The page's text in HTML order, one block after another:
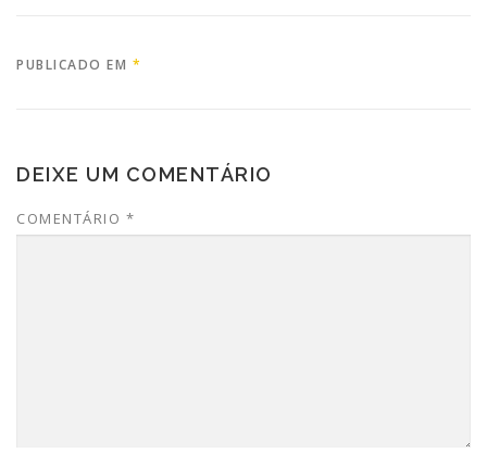
PUBLICADO EM *
DEIXE UM COMENTÁRIO
COMENTÁRIO *